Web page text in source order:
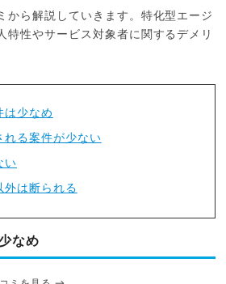
から解説していきます。特化型エージ
特性やサービス対象者に関するデメリ
は少なめ
れる案件が少ない
い
外は断られる
なめ